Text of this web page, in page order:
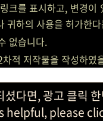
크를 표시하고, 변경
귀하의 사용을 허가한
없습니다.
적 저작물을 작성하였
셨다면, 광고 클릭
helpful, please